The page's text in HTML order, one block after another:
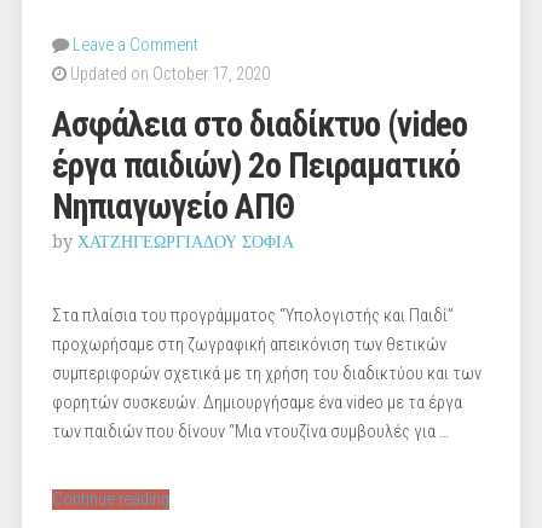
Leave a Comment
Updated on October 17, 2020
Ασφάλεια στο διαδίκτυο (video
έργα παιδιών) 2ο Πειραματικό
Νηπιαγωγείο ΑΠΘ
by ΧΑΤΖΗΓΕΩΡΓΙΑΔΟΥ ΣΟΦΙΑ
Στα πλαίσια του προγράμματος “Υπολογιστής και Παιδί”
προχωρήσαμε στη ζωγραφική απεικόνιση των θετικών
συμπεριφορών σχετικά με τη χρήση του διαδικτύου και των
φορητών συσκευών. Δημιουργήσαμε ένα video με τα έργα
των παιδιών που δίνουν “Μια ντουζίνα συμβουλές για …
Continue reading“Ασφάλεια